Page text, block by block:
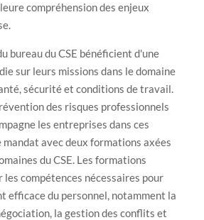
compréhension des enjeux
bureau du CSE bénéficient d'une
sur leurs missions dans le domaine
sécurité et conditions de travail.
des risques professionnels
les entreprises dans ces
avec deux formations axées
du CSE. Les formations
compétences nécessaires pour
efficace du personnel, notamment la
la gestion des conflits et